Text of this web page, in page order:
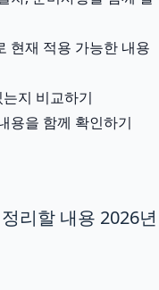
현재 적용 가능한 내용
지 비교하기
용을 함께 확인하기
리할 내용 2026년